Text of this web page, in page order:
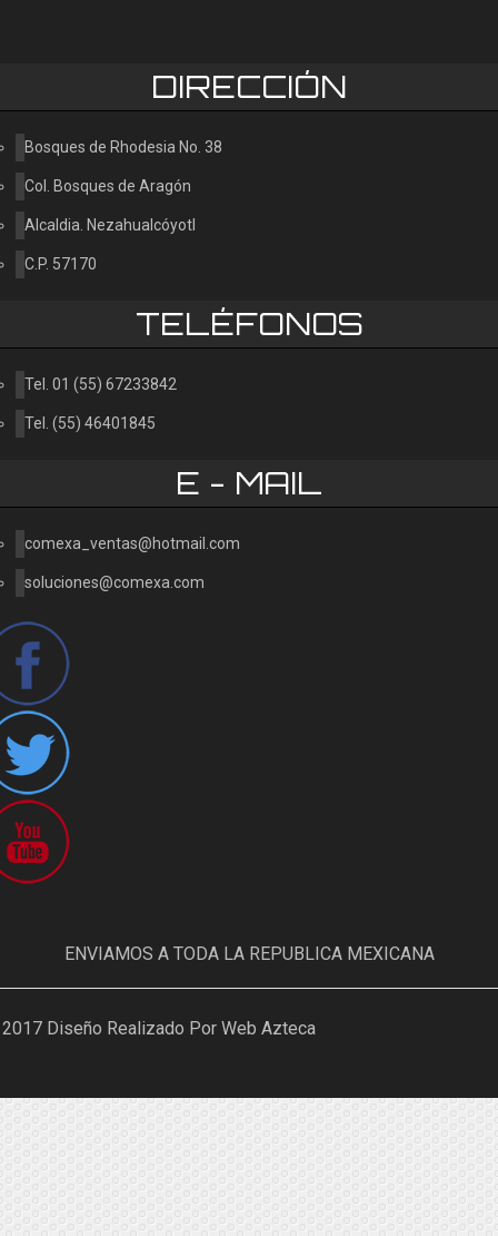
DIRECCIÓN
Bosques de Rhodesia No. 38
Col. Bosques de Aragón
Alcaldia. Nezahualcóyotl
C.P. 57170
TELÉFONOS
Tel. 01 (55) 67233842
Tel. (55) 46401845
E - MAIL
comexa_ventas@hotmail.com
soluciones@comexa.com
ENVIAMOS A TODA LA REPUBLICA MEXICANA
Diseño Realizado Por Web Azteca